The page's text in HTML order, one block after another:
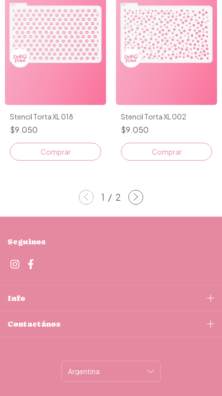
Stencil Torta XL 018
$9.050
Stencil Torta XL 002
$9.050
1 / 2
Seguinos
Info
Contactános